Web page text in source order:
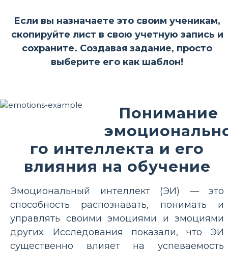
Если вы назначаете это своим ученикам,
скопируйте лист в свою учетную запись и
сохраните. Создавая задание, просто
выберите его как шаблон!
Понимание
го интеллекта и его
влияния на обучение
Эмоциональный интеллект (ЭИ) — это
способность распознавать, понимать и
управлять своими эмоциями и эмоциями
других. Исследования показали, что ЭИ
существенно влияет на успеваемость